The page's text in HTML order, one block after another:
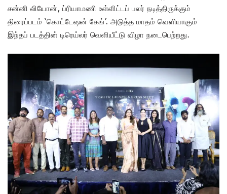
சன்னி லியோன், ப்ரியாமணி உள்ளிட்டப் பலர் நடித்திருக்கும்
திரைப்படம் ‘கொட்டேஷன் கேங்’. அடுத்த மாதம் வெளியாகும்
இந்தப் படத்தின் டிரெய்லர் வெளியீட்டு விழா நடைபெற்றது.